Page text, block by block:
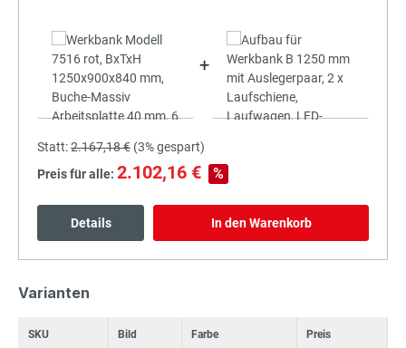
+
Statt:2.167,18 € (3%gespart)
Preis für alle: 2.102,16 € %
Details In den Warenkorb
Varianten
SKU Bild Farbe Preis